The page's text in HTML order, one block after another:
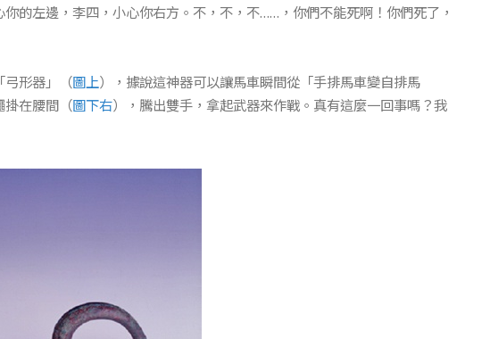
的左邊，李四，小心你右方。不，不，不……，你們不能死啊！你們死了，
形器」（圖上），據說這神器可以讓馬車瞬間從「手排馬車變自排馬
掛在腰間（圖下右），騰出雙手，拿起武器來作戰。真有這麼一回事嗎？我